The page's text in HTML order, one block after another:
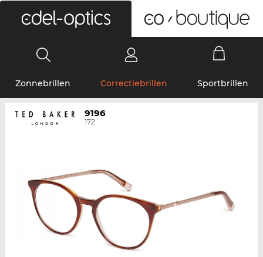
Zonnebrillen Correctiebrillen Sportbrillen
9196
172